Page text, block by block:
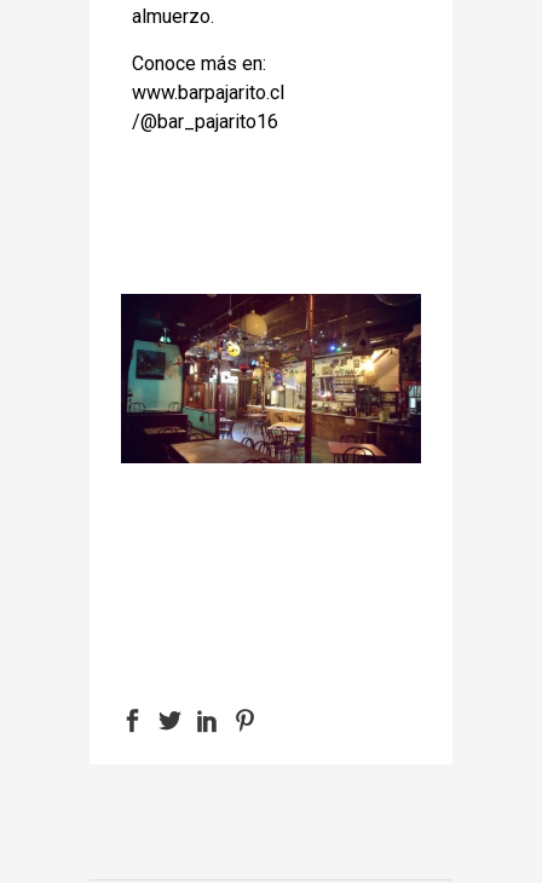
almuerzo.
Conoce más en:
www.barpajarito.cl
/@bar_pajarito16